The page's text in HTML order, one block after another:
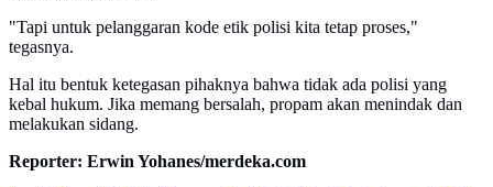
"Tapi untuk pelanggaran kode etik polisi kita tetap proses,"
tegasnya.
Hal itu bentuk ketegasan pihaknya bahwa tidak ada polisi yang
kebal hukum. Jika memang bersalah, propam akan menindak dan
melakukan sidang.
Reporter: Erwin Yohanes/merdeka.com